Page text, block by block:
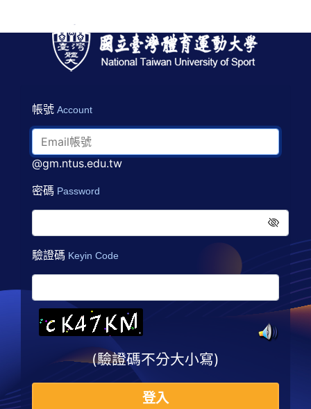
帳號 Account
@gm.ntus.edu.tw
密碼 Password
驗證碼 Keyin Code
(驗證碼不分大小寫)
登入